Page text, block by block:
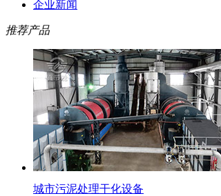
企业新闻
推荐产品
城市污泥处理干化设备